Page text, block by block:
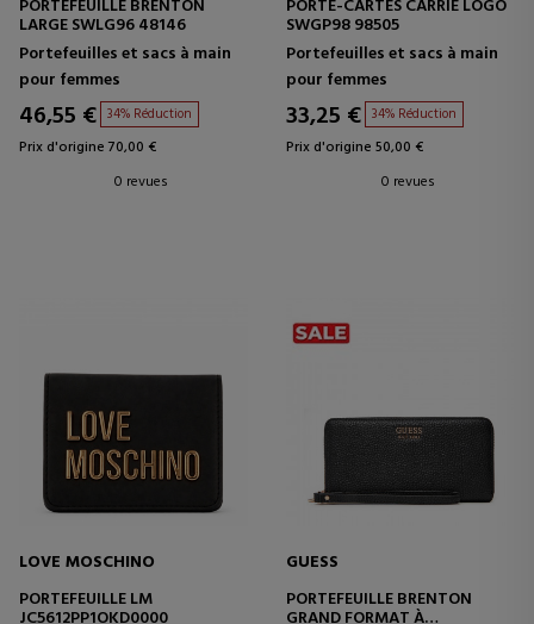
PORTEFEUILLE BRENTON
LARGE SWLG96 48146
Portefeuilles et sacs à main
pour femmes
46,55 € 34% Réduction
Prix d'origine 70,00 €
0 revues
PORTE-CARTES CARRIE LOGO
SWGP98 98505
Portefeuilles et sacs à main
pour femmes
33,25 € 34% Réduction
Prix d'origine 50,00 €
0 revues
LOVE MOSCHINO
PORTEFEUILLE LM
JC5612PP1OKD0000
GUESS
PORTEFEUILLE BRENTON
GRAND FORMAT À